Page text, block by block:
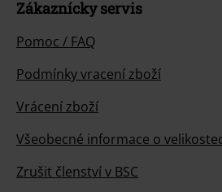
Dozvědět se více
Zahájit chat
Zákaznícky servis
Pomoc / FAQ
Podmínky vracení zboží